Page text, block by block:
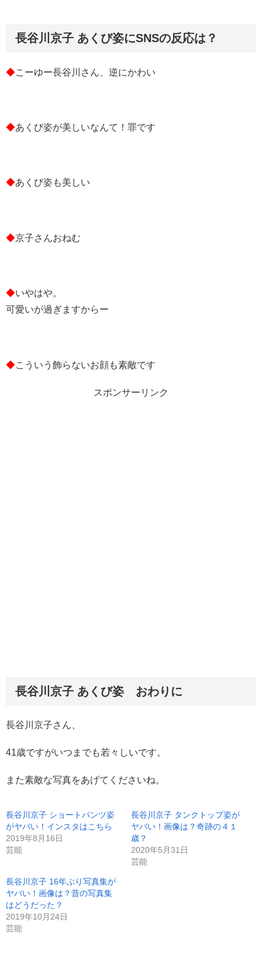
長谷川京子 あくび姿にSNSの反応は？
◆こーゆー長谷川さん、逆にかわい
◆あくび姿が美しいなんて！罪です
◆あくび姿も美しい
◆京子さんおねむ
◆いやはや。
可愛いが過ぎますからー
◆こういう飾らないお顔も素敵です
スポンサーリンク
長谷川京子 あくび姿 おわりに
長谷川京子さん、
41歳ですがいつまでも若々しいです。
また素敵な写真をあげてくださいね。
長谷川京子 ショートパンツ姿
がヤバい！インスタはこちら
2019年8月16日
芸能
長谷川京子 タンクトップ姿が
ヤバい！画像は？奇跡の４１
歳？
2020年5月31日
芸能
長谷川京子 16年ぶり写真集が
ヤバい！画像は？昔の写真集
はどうだった？
2019年10月24日
芸能